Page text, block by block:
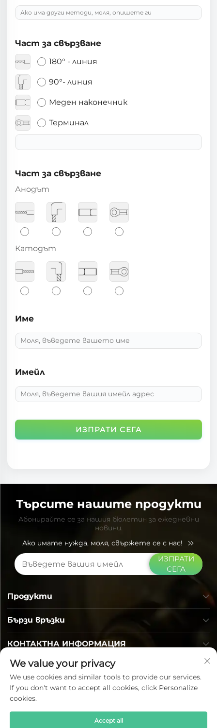
Част за свързване
180° - линия
90°- линия
Меден наконечник
Терминал
Част за свързване
Анодът
Катодът
Име
Имейл
ИЗПРАТИ СЕГА
Търсите нашите продукти
Абонирайте се за нашия бюлетин за ежедневни
новини.
Ако имате нужда, моля, свържете се с нас!
ИЗПРАТИ
СЕГА
Бързи връзки
Продукти
КОНТАКТНА ИНФОРМАЦИЯ
Всички права запазени © Lumi Photoelectric Technology
We value your privacy
We use cookies and similar tools to provide our services.
If you don't want to accept all cookies, click Personalize
cookies.
Accept all